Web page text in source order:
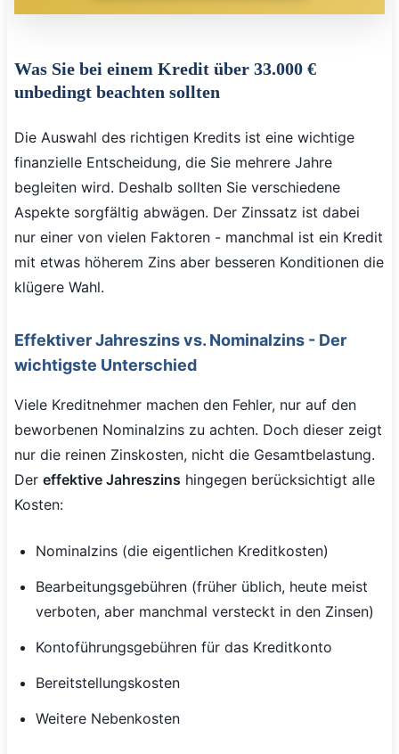
Was Sie bei einem Kredit über 33.000 €
unbedingt beachten sollten
Die Auswahl des richtigen Kredits ist eine wichtige
finanzielle Entscheidung, die Sie mehrere Jahre
begleiten wird. Deshalb sollten Sie verschiedene
Aspekte sorgfältig abwägen. Der Zinssatz ist dabei
nur einer von vielen Faktoren - manchmal ist ein Kredit
mit etwas höherem Zins aber besseren Konditionen die
klügere Wahl.
Effektiver Jahreszins vs. Nominalzins - Der
wichtigste Unterschied
Viele Kreditnehmer machen den Fehler, nur auf den
beworbenen Nominalzins zu achten. Doch dieser zeigt
nur die reinen Zinskosten, nicht die Gesamtbelastung.
Der effektive Jahreszins hingegen berücksichtigt alle
Kosten:
Nominalzins (die eigentlichen Kreditkosten)
Bearbeitungsgebühren (früher üblich, heute meist
verboten, aber manchmal versteckt in den Zinsen)
Kontoführungsgebühren für das Kreditkonto
Bereitstellungskosten
Weitere Nebenkosten